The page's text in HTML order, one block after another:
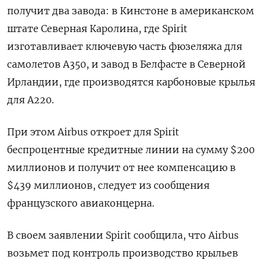
получит два завода: в Кинстоне в американском
штате Северная Каролина, где Spirit
изготавливает ключевую часть фюзеляжа для
самолетов A350, и завод в Белфасте в Северной
Ирландии, где производятся карбоновые крылья
для A220.
При этом Airbus откроет для Spirit
беспроцентные кредитные линии на сумму $200
миллионов и получит от нее компенсацию в
$439 миллионов, следует из сообщения
французского авиаконцерна.
В своем заявлении Spirit сообщила, что Airbus
возьмет под контроль производство крыльев